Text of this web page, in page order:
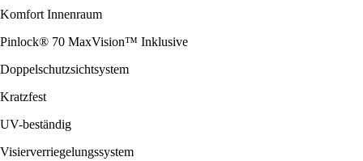
Komfort Innenraum
Pinlock® 70 MaxVision™ Inklusive
Doppelschutzsichtsystem
Kratzfest
UV-beständig
Visierverriegelungssystem